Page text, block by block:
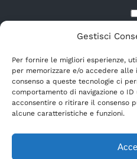
Gestisci
Per fornire le migliori esperienze,
per memorizzare e/o accedere
consenso a queste tecnologie ci
comportamento di navigazione o
acconsentire o ritirare il consenso
alcune caratteristiche e funzioni.